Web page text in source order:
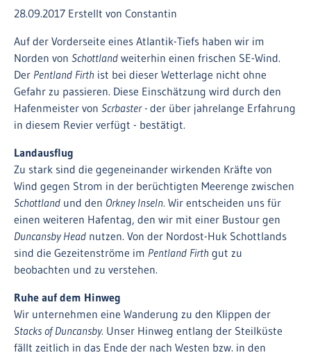
28.09.2017 Erstellt von Constantin
Auf der Vorderseite eines Atlantik-Tiefs haben wir im
Norden von Schottland weiterhin einen frischen SE-Wind.
Der Pentland Firth ist bei dieser Wetterlage nicht ohne
Gefahr zu passieren. Diese Einschätzung wird durch den
Hafenmeister von Scrbaster - der über jahrelange Erfahrung
in diesem Revier verfügt - bestätigt.
Landausflug
Zu stark sind die gegeneinander wirkenden Kräfte von
Wind gegen Strom in der berüchtigten Meerenge zwischen
Schottland und den Orkney Inseln. Wir entscheiden uns für
einen weiteren Hafentag, den wir mit einer Bustour gen
Duncansby Head nutzen. Von der Nordost-Huk Schottlands
sind die Gezeitenströme im Pentland Firth gut zu
beobachten und zu verstehen.
Ruhe auf dem Hinweg
Wir unternehmen eine Wanderung zu den Klippen der
Stacks of Duncansby. Unser Hinweg entlang der Steilküste
fällt zeitlich in das Ende der nach Westen bzw. in den